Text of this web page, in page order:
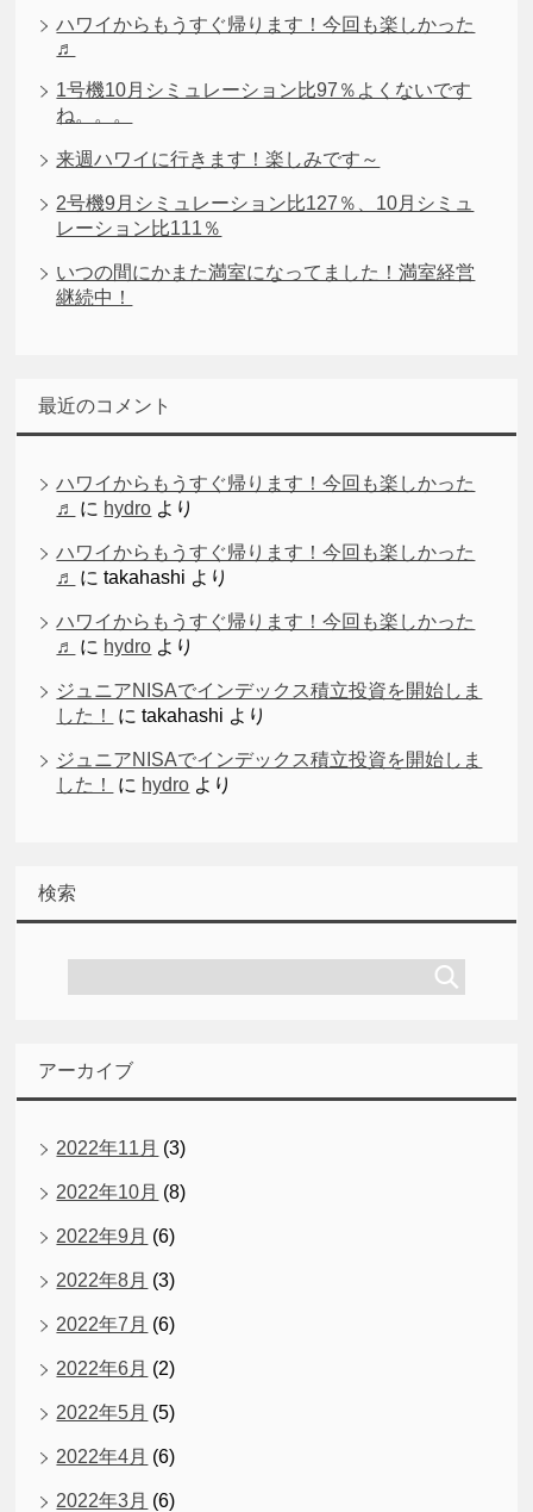
ハワイからもうすぐ帰ります！今回も楽しかった
♬
1号機10月シミュレーション比97％よくないです
ね。。。
来週ハワイに行きます！楽しみです～
2号機9月シミュレーション比127％、10月シミュ
レーション比111％
いつの間にかまた満室になってました！満室経営
継続中！
最近のコメント
ハワイからもうすぐ帰ります！今回も楽しかった
♬
に hydro より
ハワイからもうすぐ帰ります！今回も楽しかった
♬
にtakahashi より
ハワイからもうすぐ帰ります！今回も楽しかった
♬
に hydro より
ジュニアNISAでインデックス積立投資を開始しま
した！
にtakahashi より
ジュニアNISAでインデックス積立投資を開始しま
した！
に hydro より
検索
アーカイブ
2022年11月 (3)
2022年10月 (8)
2022年9月 (6)
2022年8月 (3)
2022年7月 (6)
2022年6月 (2)
2022年5月 (5)
2022年4月 (6)
2022年3月 (6)